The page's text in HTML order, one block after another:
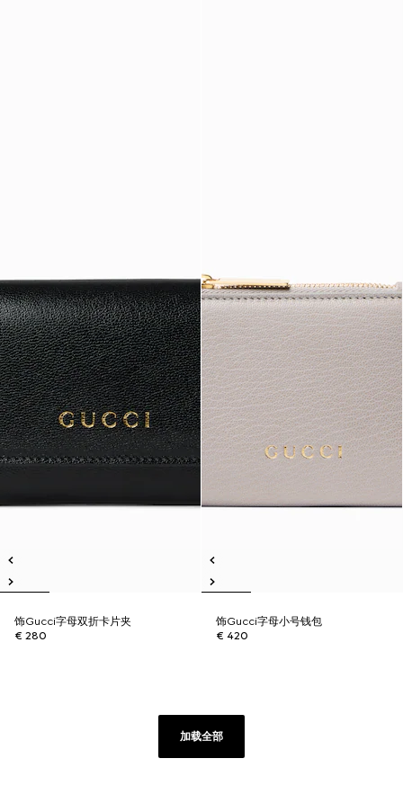
饰Gucci字母双折卡片夹
€ 280
饰Gucci字母小号钱包
€ 420
加载全部